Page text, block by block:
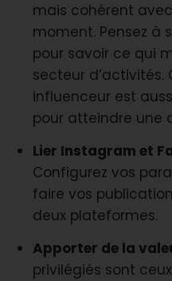
mais cohérent
moment. Pensez à
pour savoir ce qui
secteur d’activités.
influenceur est
pour atteindre une
Lier Instagram et
Configurez vos
faire vos
deux plateformes.
Apporter de la
privilégiés sont